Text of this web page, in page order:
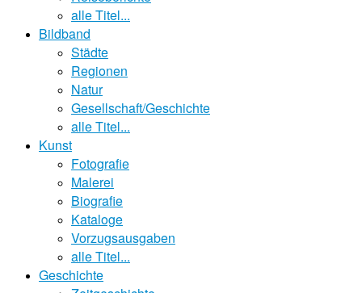
alle Titel...
Bildband
Städte
Regionen
Natur
Gesellschaft/Geschichte
alle Titel...
Kunst
Fotografie
Malerei
Biografie
Kataloge
Vorzugsausgaben
alle Titel...
Geschichte